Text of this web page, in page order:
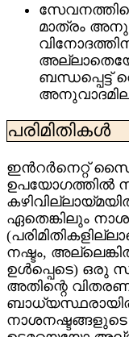
മാത്രം
വിനോദത്തിന്
പരിമിതികൾ
ഇൻറർനെറ്റ്
ഉപയോഗത്തിൽ
ഏതെങ്കിലും
നഷ്ടം,
ഉൾപ്പെടെ) ഒരു
അതിന്റെ